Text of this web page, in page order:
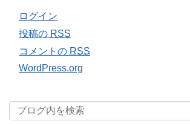
ログイン
投稿の RSS
コメントの RSS
WordPress.org